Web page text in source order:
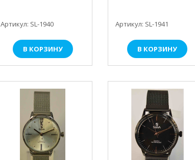
Артикул: SL-1940
В КОРЗИНУ
Артикул: SL-1941
В КОРЗИНУ